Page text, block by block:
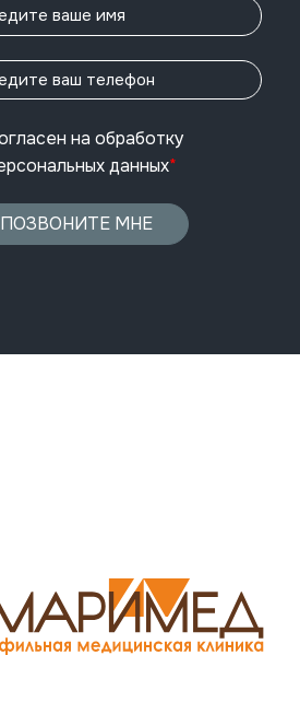
на обработку
данных*
ПОЗВОНИТЕ МНЕ